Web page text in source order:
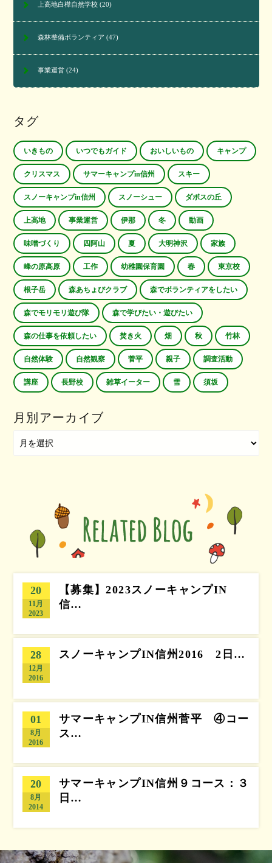
上高地白樺自然学校(20)
森林整備ボランティア (47)
事業運営(24)
タグ
いきもの いつでもガイド おいしいもの キャンプ
クリスマス サマーキャンプin信州 スキー
スノーキャンプin信州 スノーシュー ダボスの丘
上高地 事業運営 伊那 冬 動画
味噌づくり 四阿山 夏 大明神沢 家族
峰の原高原 工作 幼稚園保育園 春 東京校
根子岳 森あちょびクラブ 森でボランティアをしたい
森でモリモリ遊び隊 森で学びたい・遊びたい
森の仕事を依頼したい 焚き火 畑 秋 竹林
自然体験 自然観察 菅平 親子 調査活動
講座 長野校 雑草イーター 雪 須坂
月別アーカイブ
20
11月
2023
【募集】2023スノーキャンプIN
信…
28
12月
2016
スノーキャンプIN信州2016 2日…
01
8月
2016
サマーキャンプIN信州菅平 ④コー
ス…
20
8月
2014
サマーキャンプIN信州９コース：３
日…